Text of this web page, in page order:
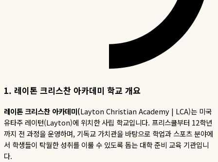
1. 레이톤 크리스찬 아카데미 학교 개요
레이톤크리스찬 아카데미(Layton Christian Academy | LCA)는 미국
유타주 레이턴(Layton)에 위치한 사립 학교입니다. 프리스쿨부터 12학년
까지 전 과정을 운영하며, 기독교 가치관을 바탕으로 학업과 스포츠 분야에
서 학생들이 탁월한 성취를 이룰 수 있도록 돕는 대학 준비 교육 기관입니
다.